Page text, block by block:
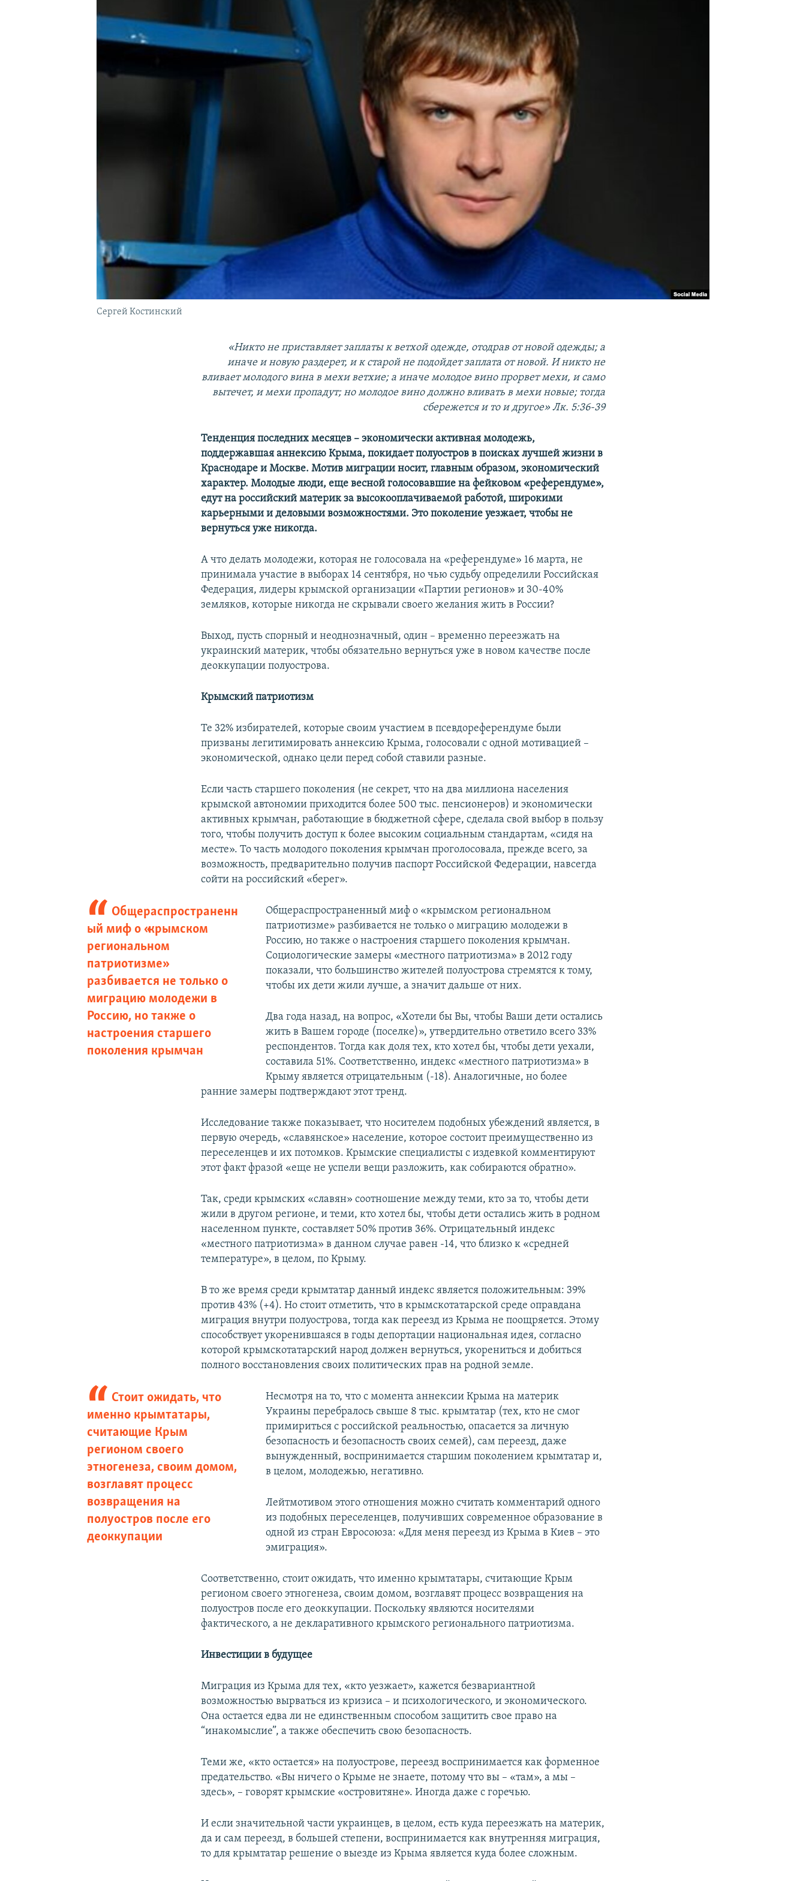
Сергей Костинский
«Никто не приставляет заплаты к ветхой одежде, отодрав от новой одежды; а
иначе и новую раздерет, и к старой не подойдет заплата от новой. И никто не
вливает молодого вина в мехи ветхие; а иначе молодое вино прорвет мехи, и само
вытечет, и мехи пропадут; но молодое вино должно вливать в мехи новые; тогда
сбережется и то и другое» Лк. 5:36-39
Тенденция последних месяцев – экономически активная молодежь,
поддержавшая аннексию Крыма, покидает полуостров в поисках лучшей жизни в
Краснодаре и Москве. Мотив миграции носит, главным образом, экономический
характер. Молодые люди, еще весной голосовавшие на фейковом «референдуме»,
едут на российский материк за высокооплачиваемой работой, широкими
карьерными и деловыми возможностями. Это поколение уезжает, чтобы не
вернуться уже никогда.
А что делать молодежи, которая не голосовала на «референдуме» 16 марта, не
принимала участие в выборах 14 сентября, но чью судьбу определили Российская
Федерация, лидеры крымской организации «Партии регионов» и 30-40%
земляков, которые никогда не скрывали своего желания жить в России?
Выход, пусть спорный и неоднозначный, один – временно переезжать на
украинский материк, чтобы обязательно вернуться уже в новом качестве после
деоккупации полуострова.
Крымский патриотизм
Те 32% избирателей, которые своим участием в псевдореферендуме были
призваны легитимировать аннексию Крыма, голосовали с одной мотивацией –
экономической, однако цели перед собой ставили разные.
Если часть старшего поколения (не секрет, что на два миллиона населения
крымской автономии приходится более 500 тыс. пенсионеров) и экономически
активных крымчан, работающие в бюджетной сфере, сделала свой выбор в пользу
того, чтобы получить доступ к более высоким социальным стандартам, «сидя на
месте». То часть молодого поколения крымчан проголосовала, прежде всего, за
возможность, предварительно получив паспорт Российской Федерации, навсегда
сойти на российский «берег».
Общераспространенн
ый миф о «крымском
региональном
патриотизме»
разбивается не только о
миграцию молодежи в
Россию, но также о
настроения старшего
поколения крымчан
Общераспространенный миф о «крымском региональном
патриотизме» разбивается не только о миграцию молодежи в
Россию, но также о настроения старшего поколения крымчан.
Социологические замеры «местного патриотизма» в 2012 году
показали, что большинство жителей полуострова стремятся к тому,
чтобы их дети жили лучше, а значит дальше от них.
Два года назад, на вопрос, «Хотели бы Вы, чтобы Ваши дети остались
жить в Вашем городе (поселке)», утвердительно ответило всего 33%
респондентов. Тогда как доля тех, кто хотел бы, чтобы дети уехали,
составила 51%. Соответственно, индекс «местного патриотизма» в
Крыму является отрицательным (-18). Аналогичные, но более
ранние замеры подтверждают этот тренд.
Исследование также показывает, что носителем подобных убеждений является, в
первую очередь, «славянское» население, которое состоит преимущественно из
переселенцев и их потомков. Крымские специалисты с издевкой комментируют
этот факт фразой «еще не успели вещи разложить, как собираются обратно».
Так, среди крымских «славян» соотношение между теми, кто за то, чтобы дети
жили в другом регионе, и теми, кто хотел бы, чтобы дети остались жить в родном
населенном пункте, составляет 50% против 36%. Отрицательный индекс
«местного патриотизма» в данном случае равен -14, что близко к «средней
температуре», в целом, по Крыму.
В то же время среди крымтатар данный индекс является положительным: 39%
против 43% (+4). Но стоит отметить, что в крымскотатарской среде оправдана
миграция внутри полуострова, тогда как переезд из Крыма не поощряется. Этому
способствует укоренившаяся в годы депортации национальная идея, согласно
которой крымскотатарский народ должен вернуться, укорениться и добиться
полного восстановления своих политических прав на родной земле.
Стоит ожидать, что
именно крымтатары,
считающие Крым
регионом своего
этногенеза, своим домом,
возглавят процесс
возвращения на
полуостров после его
деоккупации
Несмотря на то, что с момента аннексии Крыма на материк
Украины перебралось свыше 8 тыс. крымтатар (тех, кто не смог
примириться с российской реальностью, опасается за личную
безопасность и безопасность своих семей), сам переезд, даже
вынужденный, воспринимается старшим поколением крымтатар и,
в целом, молодежью, негативно.
Лейтмотивом этого отношения можно считать комментарий одного
из подобных переселенцев, получивших современное образование в
одной из стран Евросоюза: «Для меня переезд из Крыма в Киев – это
эмиграция».
Соответственно, стоит ожидать, что именно крымтатары, считающие Крым
регионом своего этногенеза, своим домом, возглавят процесс возвращения на
полуостров после его деоккупации. Поскольку являются носителями
фактического, а не декларативного крымского регионального патриотизма.
Инвестиции в будущее
Миграция из Крыма для тех, «кто уезжает», кажется безвариантной
возможностью вырваться из кризиса – и психологического, и экономического.
Она остается едва ли не единственным способом защитить свое право на
“инакомыслие”, а также обеспечить свою безопасность.
Теми же, «кто остается» на полуострове, переезд воспринимается как форменное
предательство. «Вы ничего о Крыме не знаете, потому что вы – «там», а мы –
здесь», – говорят крымские «островитяне». Иногда даже с горечью.
И если значительной части украинцев, в целом, есть куда переезжать на материк,
да и сам переезд, в большей степени, воспринимается как внутренняя миграция,
то для крымтатар решение о выезде из Крыма является куда более сложным.